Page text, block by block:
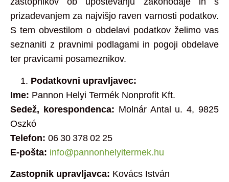
prizadevanjem za najvišjo raven varnosti podatkov.
S tem obvestilom o obdelavi podatkov želimo vas
seznaniti z pravnimi podlagami in pogoji obdelave
ter pravicami posameznikov.
Podatkovni upravljavec:
Ime: Pannon Helyi Termék Nonprofit Kft.
Sedež, korespondenca: Molnár Antal u. 4, 9825
Oszkó
Telefon: 06 30 378 02 25
E‑pošta: info@pannonhelyitermek.hu
Zastopnik upravljavca: Kovács István